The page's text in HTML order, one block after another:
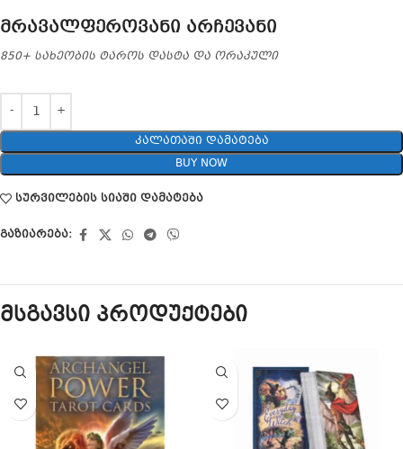
მრავალფეროვანი არჩევანი
850+ სახეობის ტაროს დასტა და ორაკული
ᲙᲐᲚᲐᲗᲐᲨᲘ ᲓᲐᲛᲐᲢᲔᲑᲐ
BUY NOW
სურვილების სიაში დამატება
გაზიარება:
მსგავსი პროდუქტები